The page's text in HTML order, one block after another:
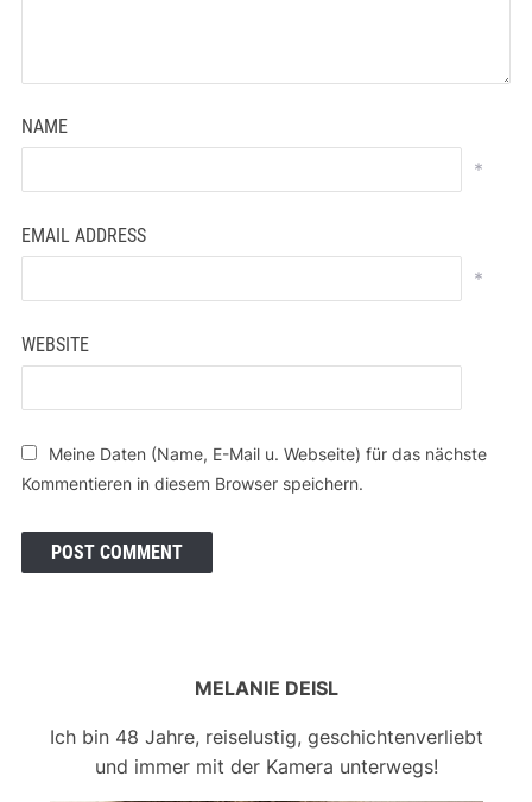
NAME
*
EMAIL ADDRESS
*
WEBSITE
Meine Daten (Name, E-Mail u. Webseite) für das nächste
Kommentieren in diesem Browser speichern.
MELANIE DEISL
Ich bin 48 Jahre, reiselustig, geschichtenverliebt
und immer mit der Kamera unterwegs!